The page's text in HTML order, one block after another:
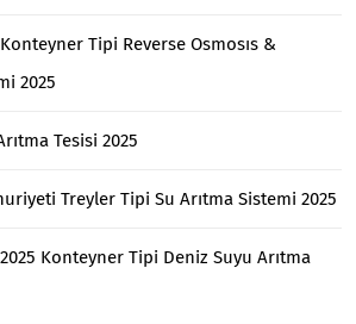
Tipi Reverse Osmosıs &
2025
Tesisi 2025
Treyler Tipi Su Arıtma Sistemi 2025
Konteyner Tipi Deniz Suyu Arıtma